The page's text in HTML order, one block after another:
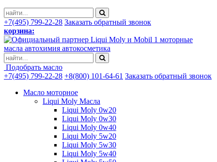
+7(495) 799-22-28 Заказать обратный звонок
корзина:
моторные
масла автохимия автокосметика
Подобрать масло
+7(495) 799-22-28 +8(800) 101-64-61 Заказать обратный звонок
Масло моторное
Liqui Moly Масла
Liqui Moly 0w20
Liqui Moly 0w30
Liqui Moly 0w40
Liqui Moly 5w20
Liqui Moly 5w30
Liqui Moly 5w40